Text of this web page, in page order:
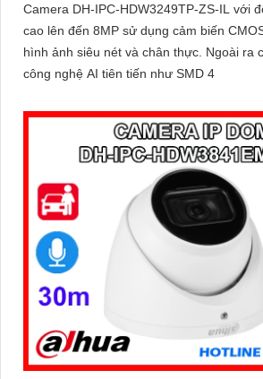
Camera DH-IPC-HDW3249TP-ZS-IL với
cao lên đến 8MP sử dụng cảm biến
hình ảnh siêu nét và chân thực. Ngoài ra camera sở hữu
công nghệ AI tiên tiến như SMD 4